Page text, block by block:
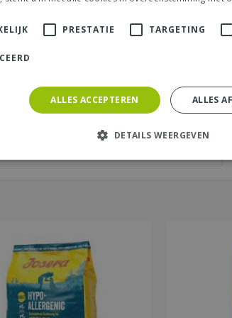
(zichtbaar op website):*
PRESTATIE TARGETING
ALLES ACCEPTEREN ALLES
DETAILS WEERGEVEN